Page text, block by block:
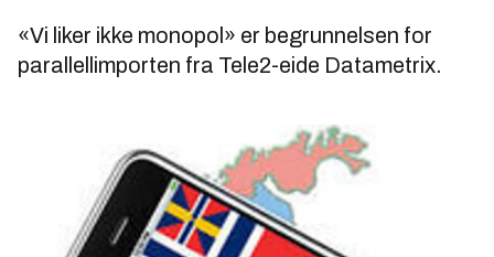
«Vi liker ikke monopol» er begrunnelsen for
parallellimporten fra Tele2-eide Datametrix.